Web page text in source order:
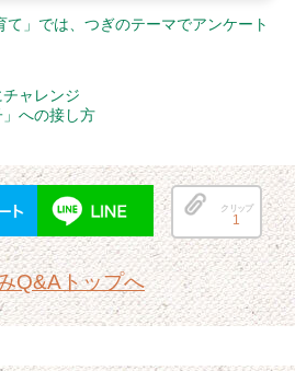
て」では、つぎのテーマでアンケート
ャレンジ
への接し方
クリップ
1
Q&Aトップへ